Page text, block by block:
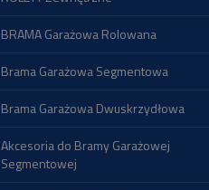
BRAMA Garażowa Rolowana
Brama Garażowa Segmentowa
Brama Garażowa Dwuskrzydłowa
Akcesoria do Bramy Garażowej
Segmentowej